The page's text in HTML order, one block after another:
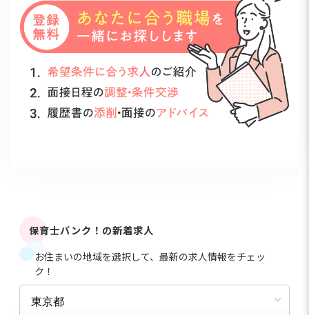
保育士バンク！の新着求人
お住まいの地域を選択して、最新の求人情報をチェッ
ク！